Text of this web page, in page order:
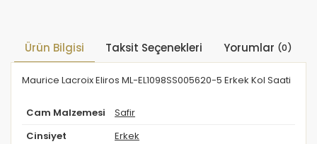
Ürün Bilgisi Taksit Seçenekleri Yorumlar (0)
Maurice Lacroix Eliros ML-EL1098SS005620-5 Erkek Kol Saati
Cam Malzemesi Safir
Cinsiyet Erkek